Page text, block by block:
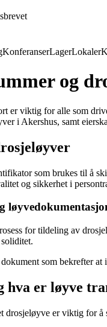
KonferanserLagerLokaler
og
er viktig for alle som
i Akershus, samt
som brukes til å
og sikkerhet i
for tildeling av
som bekrefter
hva er løyve
drosjeløyve er viktig for